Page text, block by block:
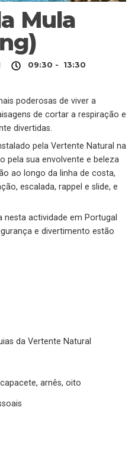
Mula
09:30 - 13:30
poderosas de viver a
de cortar a respiração e
divertidas.
pela Vertente Natural na
pela sua envolvente e beleza
ao longo da linha de costa,
escalada, rappel e slide, e
actividade em Portugal
e divertimento estão
da Vertente Natural
arnês, oito